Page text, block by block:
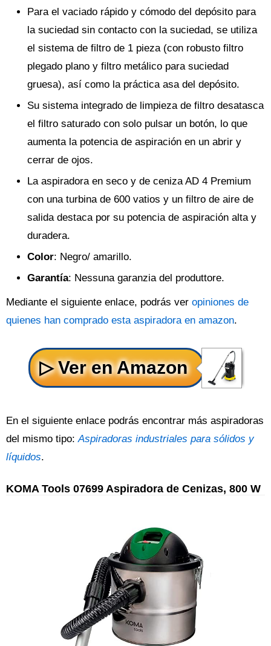
Para el vaciado rápido y cómodo del depósito para
la suciedad sin contacto con la suciedad, se utiliza
el sistema de filtro de 1 pieza (con robusto filtro
plegado plano y filtro metálico para suciedad
gruesa), así como la práctica asa del depósito.
Su sistema integrado de limpieza de filtro desatasca
el filtro saturado con solo pulsar un botón, lo que
aumenta la potencia de aspiración en un abrir y
cerrar de ojos.
La aspiradora en seco y de ceniza AD 4 Premium
con una turbina de 600 vatios y un filtro de aire de
salida destaca por su potencia de aspiración alta y
duradera.
Color: Negro/ amarillo.
Garantía: Nessuna garanzia del produttore.
Mediante el siguiente enlace, podrás ver opiniones de
quienes han comprado esta aspiradora en amazon.
En el siguiente enlace podrás encontrar más aspiradoras
del mismo tipo:Aspiradoras industriales para sólidos y
líquidos.
KOMA Tools 07699 Aspiradora de Cenizas, 800 W